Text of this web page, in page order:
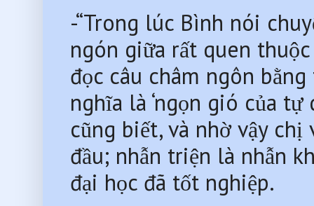
-“Trong lúc Bình nói
ngón giữa rất quen
đọc câu châm ngôn bằng
nghĩa là ‘ngọn gió của
cũng biết, và nhờ vậy chị
đầu; nhẫn triện là nhẫn
đại học đã tốt nghiệp.